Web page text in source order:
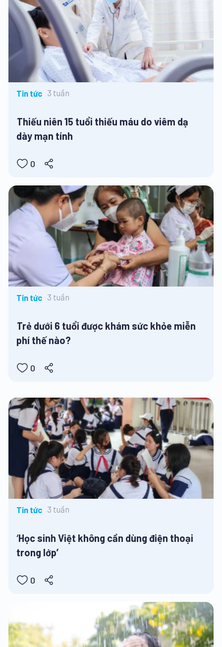
Tin tức 3 tuần
Thiếu niên 15 tuổi thiếu máu do viêm dạ
dày mạn tính
0
Tin tức 3 tuần
Trẻ dưới 6 tuổi được khám sức khỏe miễn
phí thế nào?
0
Tin tức 3 tuần
‘Học sinh Việt không cần dùng điện thoại
trong lớp’
0